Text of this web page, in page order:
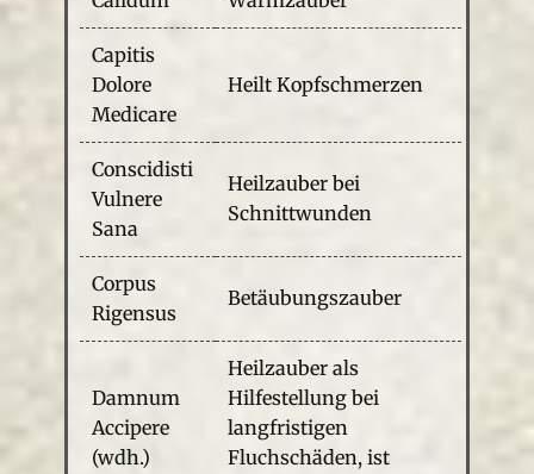
Capitis
Dolore
Medicare
Heilt Kopfschmerzen
Conscidisti
Vulnere
Sana
Heilzauber bei
Schnittwunden
Corpus
Rigensus
Betäubungszauber
Damnum
Accipere
(wdh.)
Heilzauber als
Hilfestellung bei
langfristigen
Fluchschäden, ist